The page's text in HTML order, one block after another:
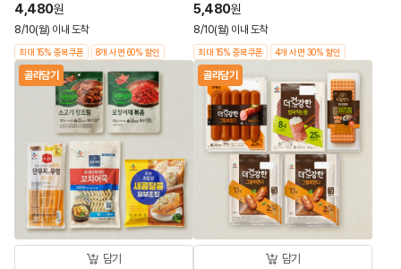
4,480원
8/10(월) 이내 도착
최대 15% 중복쿠폰 8개 사면 60% 할인
5,480원
8/10(월) 이내 도착
최대 15% 중복쿠폰 4개 사면 30% 할인
골라담기
담기
골라담기
담기